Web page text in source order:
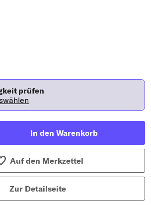
prüfen
In den Warenkorb
Auf den Merkzettel
Zur Detailseite